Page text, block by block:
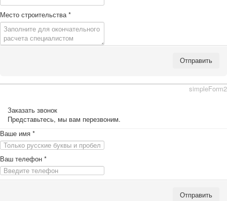
Место строительства*
Отправить
simpleForm2
Заказать звонок
Представьтесь, мы вам перезвоним.
Ваше имя *
Ваш телефон *
Отправить